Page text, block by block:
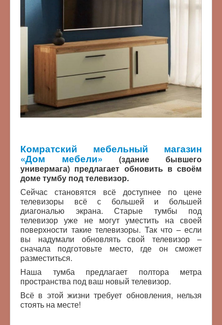
Комратский мебельный магазин
«Дом мебели» (здание бывшего
универмага) предлагает обновить в своём
доме тумбу под телевизор.
Сейчас становятся всё доступнее по цене
телевизоры всё с большей и большей
диагональю экрана. Старые тумбы под
телевизор уже не могут уместить на своей
поверхности такие телевизоры. Так что – если
вы надумали обновлять свой телевизор –
сначала подготовьте место, где он сможет
разместиться.
Наша тумба предлагает полтора метра
пространства под ваш новый телевизор.
Всё в этой жизни требует обновления, нельзя
стоять на месте!